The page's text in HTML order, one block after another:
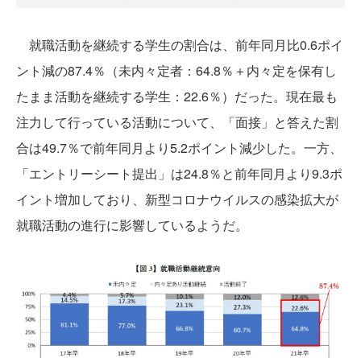
就職活動を継続する学生の割合は、前年同月比0.6ポイ
ント減の87.4％（未内々定者：64.8％＋内々定を保有し
たまま活動を継続する学生：22.6％）だった。現在最も
注力して行っている活動について、「面接」と答えた割
合は49.7％で前年同月より5.2ポイント減少した。一方、
「エントリーシート提出」は24.8％と前年同月より9.3ポ
イント増加しており、新型コロナウイルスの感染拡大が
就職活動の進行に影響しているようだ。